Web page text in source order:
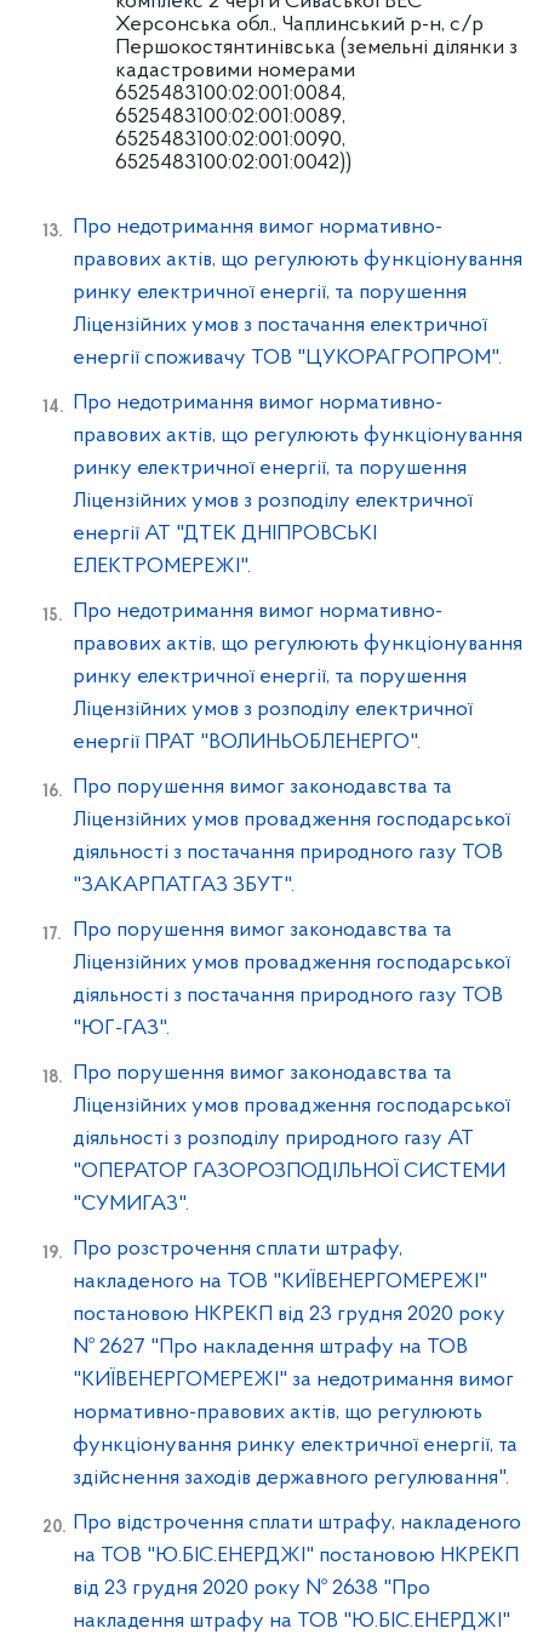
Херсонська обл., Чаплинський р-н, с/р
Першокостянтинівська (земельні ділянки з
кадастровими номерами
6525483100:02:001:0084,
6525483100:02:001:0089,
6525483100:02:001:0090,
6525483100:02:001:0042))
Про недотримання вимог нормативно-
правових актів, що регулюють функціонування
ринку електричної енергії, та порушення
Ліцензійних умов з постачання електричної
енергії споживачу ТОВ "ЦУКОРАГРОПРОМ".
Про недотримання вимог нормативно-
правових актів, що регулюють функціонування
ринку електричної енергії, та порушення
Ліцензійних умов з розподілу електричної
енергії АТ "ДТЕК ДНІПРОВСЬКІ
ЕЛЕКТРОМЕРЕЖІ".
Про недотримання вимог нормативно-
правових актів, що регулюють функціонування
ринку електричної енергії, та порушення
Ліцензійних умов з розподілу електричної
енергії ПРАТ "ВОЛИНЬОБЛЕНЕРГО".
Про порушення вимог законодавства та
Ліцензійних умов провадження господарської
діяльності з постачання природного газу ТОВ
"ЗАКАРПАТГАЗ ЗБУТ".
Про порушення вимог законодавства та
Ліцензійних умов провадження господарської
діяльності з постачання природного газу ТОВ
"ЮГ-ГАЗ".
Про порушення вимог законодавства та
Ліцензійних умов провадження господарської
діяльності з розподілу природного газу АТ
"ОПЕРАТОР ГАЗОРОЗПОДІЛЬНОЇ СИСТЕМИ
"СУМИГАЗ".
Про розстрочення сплати штрафу,
накладеного на ТОВ "КИЇВЕНЕРГОМЕРЕЖІ"
постановою НКРЕКП від 23 грудня 2020 року
№ 2627 "Про накладення штрафу на ТОВ
"КИЇВЕНЕРГОМЕРЕЖІ" за недотримання вимог
нормативно-правових актів, що регулюють
функціонування ринку електричної енергії, та
здійснення заходів державного регулювання".
Про відстрочення сплати штрафу, накладеного
на ТОВ "Ю.БІС.ЕНЕРДЖІ" постановою НКРЕКП
від 23 грудня 2020 року № 2638 "Про
накладення штрафу на ТОВ "Ю.БІС.ЕНЕРДЖІ"